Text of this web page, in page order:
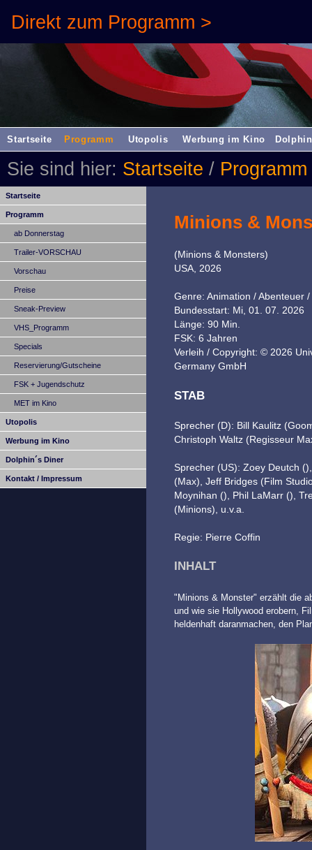
Direkt zum Programm >
Startseite Programm Utopolis Werbung im Kino
Sie sind hier: Startseite / Programm
Startseite
Programm
ab Donnerstag
Trailer-VORSCHAU
Vorschau
Preise
Sneak-Preview
VHS_Programm
Specials
Reservierung/Gutscheine
FSK + Jugendschutz
MET im Kino
Utopolis
Werbung im Kino
Dolphin´s Diner
Kontakt / Impressum
Minions &
(Minions & Monsters)
USA, 2026
Genre: Animation / Abenteuer
Bundesstart: Mi, 01. 07. 2026
Länge: 90 Min.
FSK: 6 Jahren
Verleih / Copyright: © 2026
Germany GmbH
STAB
Sprecher (D): Bill Kaulitz
Christoph Waltz (Regisseur
Sprecher (US): Zoey Deutch
(Max), Jeff Bridges (Film
Moynihan (), Phil LaMarr (),
(Minions), u.v.a.
Regie: Pierre Coffin
INHALT
"Minions & Monster" erzählt die
und wie sie Hollywood erobern,
heldenhaft daranmachen, den